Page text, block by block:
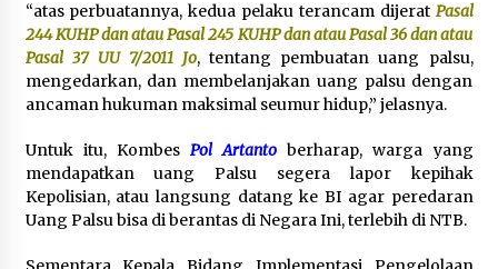
“atas perbuatannya, kedua pelaku terancam dijerat Pasal
244 KUHP dan atau Pasal 245 KUHP dan atau Pasal 36 dan atau
Pasal 37 UU 7/2011 Jo, tentang pembuatan uang palsu,
mengedarkan, dan membelanjakan uang palsu dengan
ancaman hukuman maksimal seumur hidup,” jelasnya.
Untuk itu, Kombes Pol Artanto berharap, warga yang
mendapatkan uang Palsu segera lapor kepihak
Kepolisian, atau langsung datang ke BI agar peredaran
Uang Palsu bisa di berantas di Negara Ini, terlebih di NTB.